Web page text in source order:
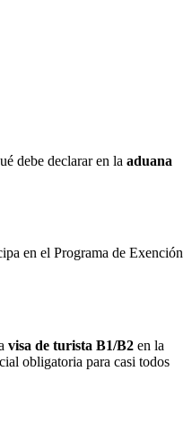
debe declarar en la aduana
en el Programa de Exención
visa de turista B1/B2 en la
obligatoria para casi todos